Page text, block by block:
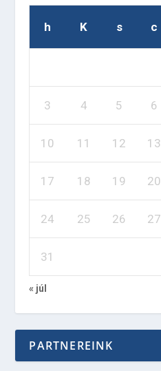
h K s c
3 4 5 6
10 11 12 13
17 18 19 20
24 25 26 27
31
« júl
PARTNEREINK